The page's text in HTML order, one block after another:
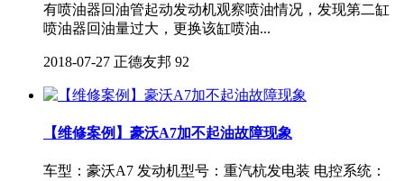
有喷油器回油管起动发动机观察喷油情况，发现第二缸
喷油器回油量过大，更换该缸喷油...
2018-07-27 正德友邦 92
【维修案例】豪沃A7加不起油故障现象
车型：豪沃A7 发动机型号：重汽杭发电装 电控系统：